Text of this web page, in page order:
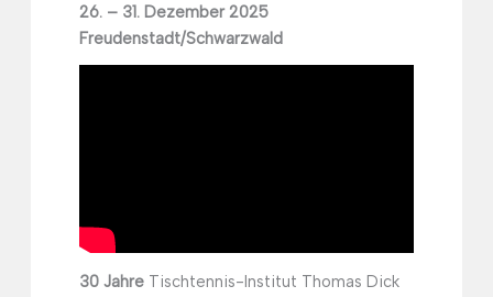
26. – 31. Dezember 2025
Freudenstadt/Schwarzwald
30 Jahre Tischtennis-Institut Thomas Dick